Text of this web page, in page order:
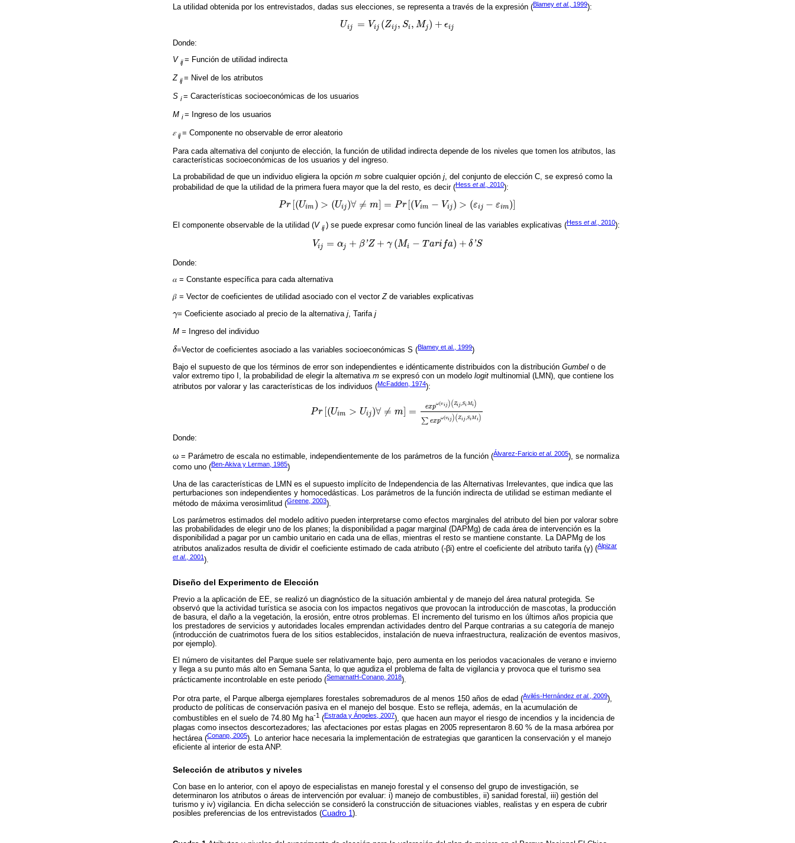
La utilidad obtenida por los entrevistados, dadas sus elecciones, se representa a través de la expresión (Blamey et al., 1999):
Uij = Vij (Zij , Si , Mj) + ϵij
Uij = Vij Zij,Si ,Mj+ ϵij
Donde:
V ij = Función de utilidad indirecta
Z ij = Nivel de los atributos
S i = Características socioeconómicas de los usuarios
M i = Ingreso de los usuarios
𝜀 ij = Componente no observable de error aleatorio
Para cada alternativa del conjunto de elección, la función de utilidad indirecta depende de los niveles que tomen los atributos, las
características socioeconómicas de los usuarios y del ingreso.
La probabilidad de que un individuo eligiera la opción m sobre cualquier opción j , del conjunto de elección C, se expresó como la
probabilidad de que la utilidad de la primera fuera mayor que la del resto, es decir (Hess et al., 2010):
Pr [(Uim ) > (Uij)∀ ≠ m] = Pr [(Vim − Vij ) > (εij − εim)]
PrU m>Ui ∀≠m =Pr Vim-V ij>ε j-ε m
El componente observable de la utilidad (V ij ) se puede expresar como función lineal de las variables explicativas (Hess et al., 2010):
Vij = αj + β’Z + γ (Mi − T ari fa) + δ’S
Vij= αj+ β’Z +γ Mi-Tarif a+δ’S
Donde:
𝛼 = Constante específica para cada alternativa
𝛽 = Vector de coeficientes de utilidad asociado con el vector Zde variables explicativas
γ
γ= Coeficiente asociado al precio de la alternativaj, Tarifaj
M = Ingreso del individuo
δ
δ=Vector de coeficientes asociado a las variables socioeconómicas S (Blamey et al., 1999)
Bajo el supuesto de que los términos de error son independientes e idénticamente distribuidos con la distribución Gumbel o de
valor extremo tipo I, la probabilidad de elegir la alternativa m se expresó con un modelo logit multinomial (LMN), que contiene los
atributos por valorar y las características de los individuos (McFadden, 1974):
Pr [(Uim > Uij)∀ ≠ m] = exp
ω(vij)(Zij ,SiMi)
∑ exp
ω(vij )(Zij,SiMi)
PrU m>Ui ∀≠ m=exp ω( vij) Zij SiMi)∑expω(vij)(Z
Donde:
ω = Parámetro de escala no estimable, independientemente de los parámetros de la función (Álvarez-Faricio et al. 2005), se normaliza
como uno (Ben-Akiva y Lerman, 1985)
Una de las características de LMN es el supuesto implícito de Independencia de las Alternativas Irrelevantes, que indica que las
perturbaciones son independientes y homocedásticas. Los parámetros de la función indirecta de utilidad se estiman mediante el
método de máxima verosimlitud (Greene, 2003).
Los parámetros estimados del modelo aditivo pueden interpretarse como efectos marginales del atributo del bien por valorar sobre
las probabilidades de elegir uno de los planes; la disponibilidad a pagar marginal (DAPMg) de cada área de intervención es la
disponibilidad a pagar por un cambio unitario en cada una de ellas, mientras el resto se mantiene constante. La DAPMg de los
atributos analizados resulta de dividir el coeficiente estimado de cada atributo (-βi) entre el coeficiente del atributo tarifa (γ) (Alpizar
et al., 2001).
Diseño del Experimento de Elección
Previo a la aplicación de EE, se realizó un diagnóstico de la situación ambiental y de manejo del área natural protegida. Se
observó que la actividad turística se asocia con los impactos negativos que provocan la introducción de mascotas, la producción
de basura, el daño a la vegetación, la erosión, entre otros problemas. El incremento del turismo en los últimos años propicia que
los prestadores de servicios y autoridades locales emprendan actividades dentro del Parque contrarias a su categoría de manejo
(introducción de cuatrimotos fuera de los sitios establecidos, instalación de nueva infraestructura, realización de eventos masivos,
por ejemplo).
El número de visitantes del Parque suele ser relativamente bajo, pero aumenta en los periodos vacacionales de verano e invierno
y llega a su punto más alto en Semana Santa, lo que agudiza el problema de falta de vigilancia y provoca que el turismo sea
prácticamente incontrolable en este periodo (SemarnatH-Conanp, 2018).
Por otra parte, el Parque alberga ejemplares forestales sobremaduros de al menos 150 años de edad (Avilés-Hernández et al. , 2009),
producto de políticas de conservación pasiva en el manejo del bosque. Esto se refleja, además, en la acumulación de
combustibles en el suelo de 74.80 Mg ha-1 (Estrada y Ángeles, 2007), que hacen aun mayor el riesgo de incendios y la incidencia de
plagas como insectos descortezadores; las afectaciones por estas plagas en 2005 representaron 8.60 % de la masa arbórea por
hectárea (Conanp, 2005). Lo anterior hace necesaria la implementación de estrategias que garanticen la conservación y el manejo
eficiente al interior de esta ANP.
Selección de atributos y niveles
Con base en lo anterior, con el apoyo de especialistas en manejo forestal y el consenso del grupo de investigación, se
determinaron los atributos o áreas de intervención por evaluar: i) manejo de combustibles, ii) sanidad forestal, iii) gestión del
turismo y iv) vigilancia. En dicha selección se consideró la construcción de situaciones viables, realistas y en espera de cubrir
posibles preferencias de los entrevistados (Cuadro 1).